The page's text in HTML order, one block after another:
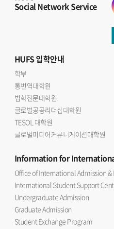
Social Network Service
HUFS입학안내
학부
통번역대학원
법학전문대학원
글로벌공공리더십대학원
TESOL 대학원
글로벌미디어커뮤니케이션대학원
Informationfor
Office of International Admission
International Student Support
Undergraduate Admission
Graduate Admission
Student Exchange Program